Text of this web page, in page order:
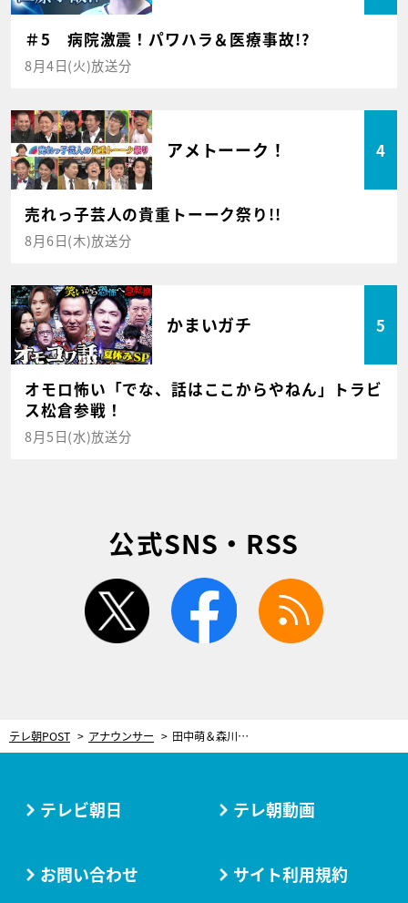
＃5 病院激震！パワハラ＆医療事故!?
8月4日(火)放送分
アメトーーク！ 4
売れっ子芸人の貴重トーーク祭り!!
8月6日(木)放送分
かまいガチ 5
オモロ怖い「でな、話はここからやねん」トラビ
ス松倉参戦！
8月5日(水)放送分
公式SNS・RSS
twitter facebook
テレ朝POST アナウンサー 田中萌＆森川夕貴＆佐藤ちひろ、テレ朝女性アナが浅草で“大正ロマン風”きものコーデ！
テレビ朝日 テレ朝動画
お問い合わせ サイト利用規約